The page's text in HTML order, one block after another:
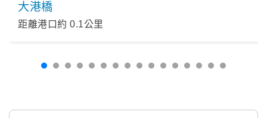
大港橋
距離港口約 0.1公里